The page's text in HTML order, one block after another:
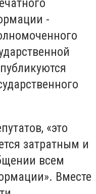
-
«это
затратным и
всем
Вместе